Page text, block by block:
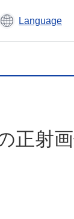
Language
正射